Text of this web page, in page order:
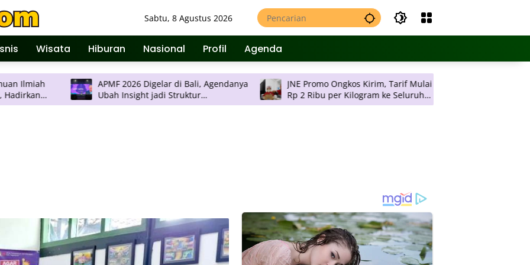
Sabtu, 8 Agustus 2026
Wisata Hiburan Nasional Profil Agenda
APMF 2026 Digelar di Bali, Agendanya
Ubah Insight jadi Struktur
Pengambilan Keputusan
JNE Promo Ongkos Kirim, Tarif Mulai
Rp 2 Ribu per Kilogram ke Seluruh
Pulau Jawa
Rektor UAD Lantik 11 Dekan,
Bersama-sama Sukseskan
Strategis Universitas